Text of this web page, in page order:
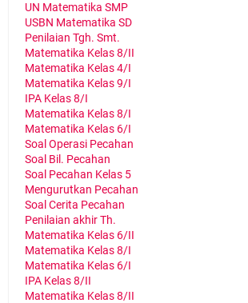
UN Matematika SMP
USBN Matematika SD
Penilaian Tgh. Smt.
Matematika Kelas 8/II
Matematika Kelas 4/I
Matematika Kelas 9/I
IPA Kelas 8/I
Matematika Kelas 8/I
Matematika Kelas 6/I
Soal Operasi Pecahan
Soal Bil. Pecahan
Soal Pecahan Kelas 5
Mengurutkan Pecahan
Soal Cerita Pecahan
Penilaian akhir Th.
Matematika Kelas 6/II
Matematika Kelas 8/I
Matematika Kelas 6/I
IPA Kelas 8/II
Matematika Kelas 8/II